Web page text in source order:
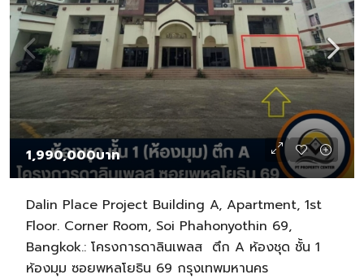
1,990,000บาท
Dalin Place Project Building A, Apartment, 1st
Floor. Corner Room, Soi Phahonyothin 69,
Bangkok.: โครงการดาลินเพลส ตึก A ห้องชุด ชั้น 1
ห้องมุม ซอยพหลโยธิน 69 กรุงเทพมหานคร